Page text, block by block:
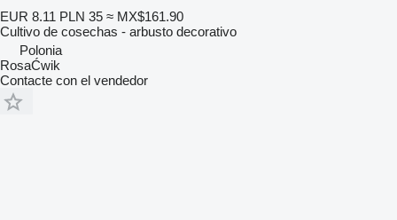
EUR 8.11 PLN 35 ≈ MX$161.90
Cultivo de cosechas - arbusto decorativo
Polonia
RosaĆwik
Contacte con el vendedor